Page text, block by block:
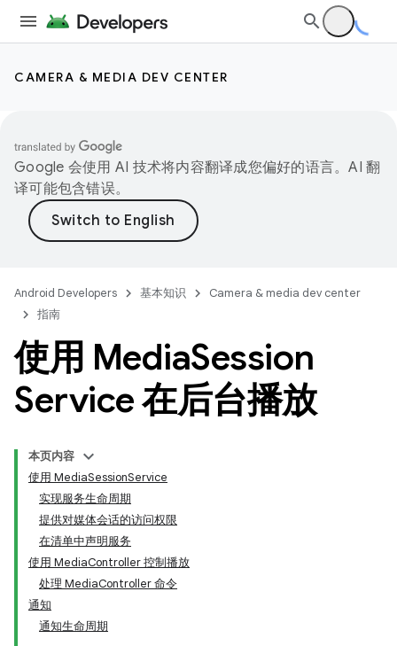
CAMERA & MEDIA DEV CENTER
Google 会使用 AI 技术将内容翻译成您偏好的语言。AI 翻
译可能包含错误。
Android Developers 基本知识
Camera & media dev center
指南
使用 MediaSession
Service 在后台播放
本页内容
使用 MediaSessionService
实现服务生命周期
提供对媒体会话的访问权限
在清单中声明服务
使用 MediaController 控制播放
处理 MediaController 命令
通知
通知生命周期